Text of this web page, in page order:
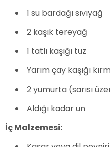
1 su bardağı sıvıyağ
2 kaşık tereyağ
1 tatlı kaşığı tuz
Yarım çay kaşığı
2 yumurta (sarısı
Aldığı kadar un
İç Malzemesi: